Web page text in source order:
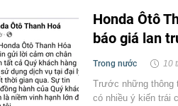
Honda Ôtô
báo giá lan
Trong nước 10
Trước những thông
có nhiều ý kiến trái